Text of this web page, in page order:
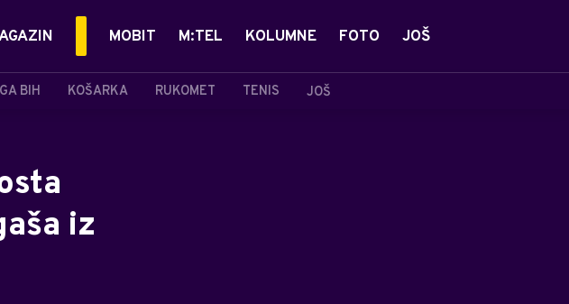
BIH KOŠARKA RUKOMET TENIS JOŠ
MOBIT M:TEL KOLUMNE FOTO JOŠ
iz